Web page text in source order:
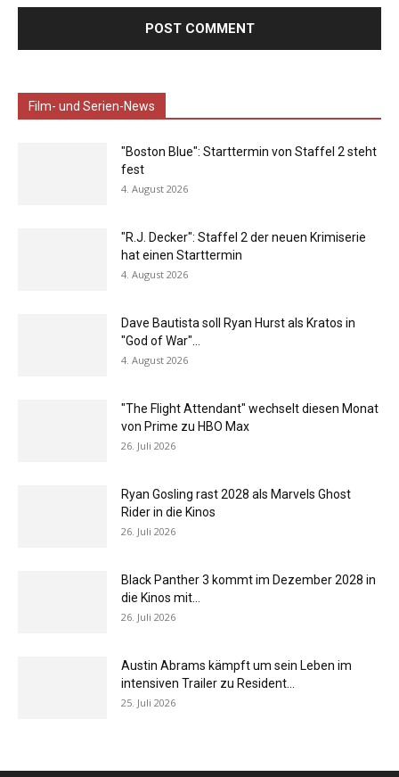
Film- und Serien-News
"Boston Blue": Starttermin von Staffel 2 steht
fest
4. August 2026
"R.J. Decker": Staffel 2 der neuen Krimiserie
hat einen Starttermin
4. August 2026
Dave Bautista soll Ryan Hurst als Kratos in
"God of War"...
4. August 2026
"The Flight Attendant" wechselt diesen Monat
von Prime zu HBO Max
26. Juli 2026
Ryan Gosling rast 2028 als Marvels Ghost
Rider in die Kinos
26. Juli 2026
Black Panther 3 kommt im Dezember 2028 in
die Kinos mit...
26. Juli 2026
Austin Abrams kämpft um sein Leben im
intensiven Trailer zu Resident...
25. Juli 2026